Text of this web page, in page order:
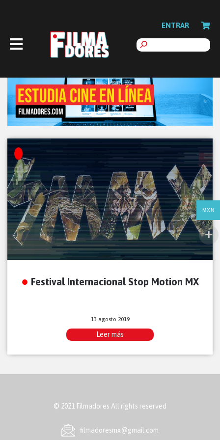
ENTRAR
Festival Internacional Stop Motion MX
13 agosto 2019
Leer más
© 2021 Filmadores All rights reserved
ﬁlmadoresmx@gmail.com
MXN